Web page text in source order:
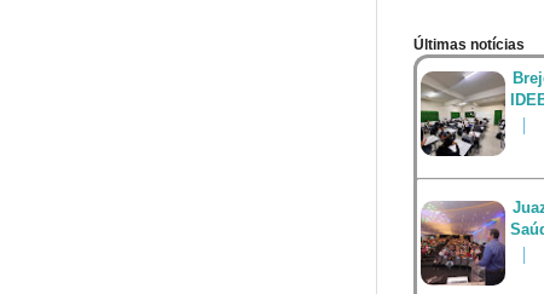
Últimas notícias